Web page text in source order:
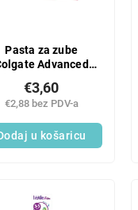
Pasta za zube
Advanced
Pepel 75 ml
€2,88 bez PDV-a
€3,60
u košaricu